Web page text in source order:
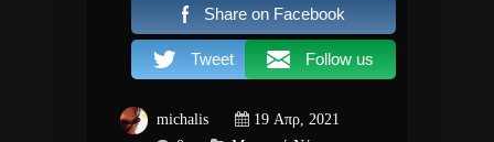
Share on Facebook
Tweet Follow us
michalis
19 Απρ, 2021